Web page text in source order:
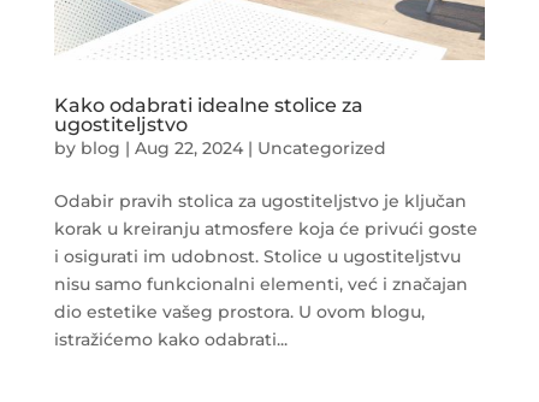
Kako odabrati idealne stolice za
ugostiteljstvo
by blog | Aug 22, 2024| Uncategorized
Odabir pravih stolica za ugostiteljstvo je ključan
korak u kreiranju atmosfere koja će privući goste
i osigurati im udobnost. Stolice u ugostiteljstvu
nisu samo funkcionalni elementi, već i značajan
dio estetike vašeg prostora. U ovom blogu,
istražićemo kako odabrati...